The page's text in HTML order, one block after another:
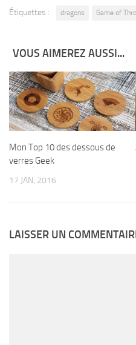
Étiquettes : dragons Game of
VOUS AIMEREZ AUSSI...
Mon Top 10 des dessous de
verres Geek
17 JAN, 2016
LAISSER UN